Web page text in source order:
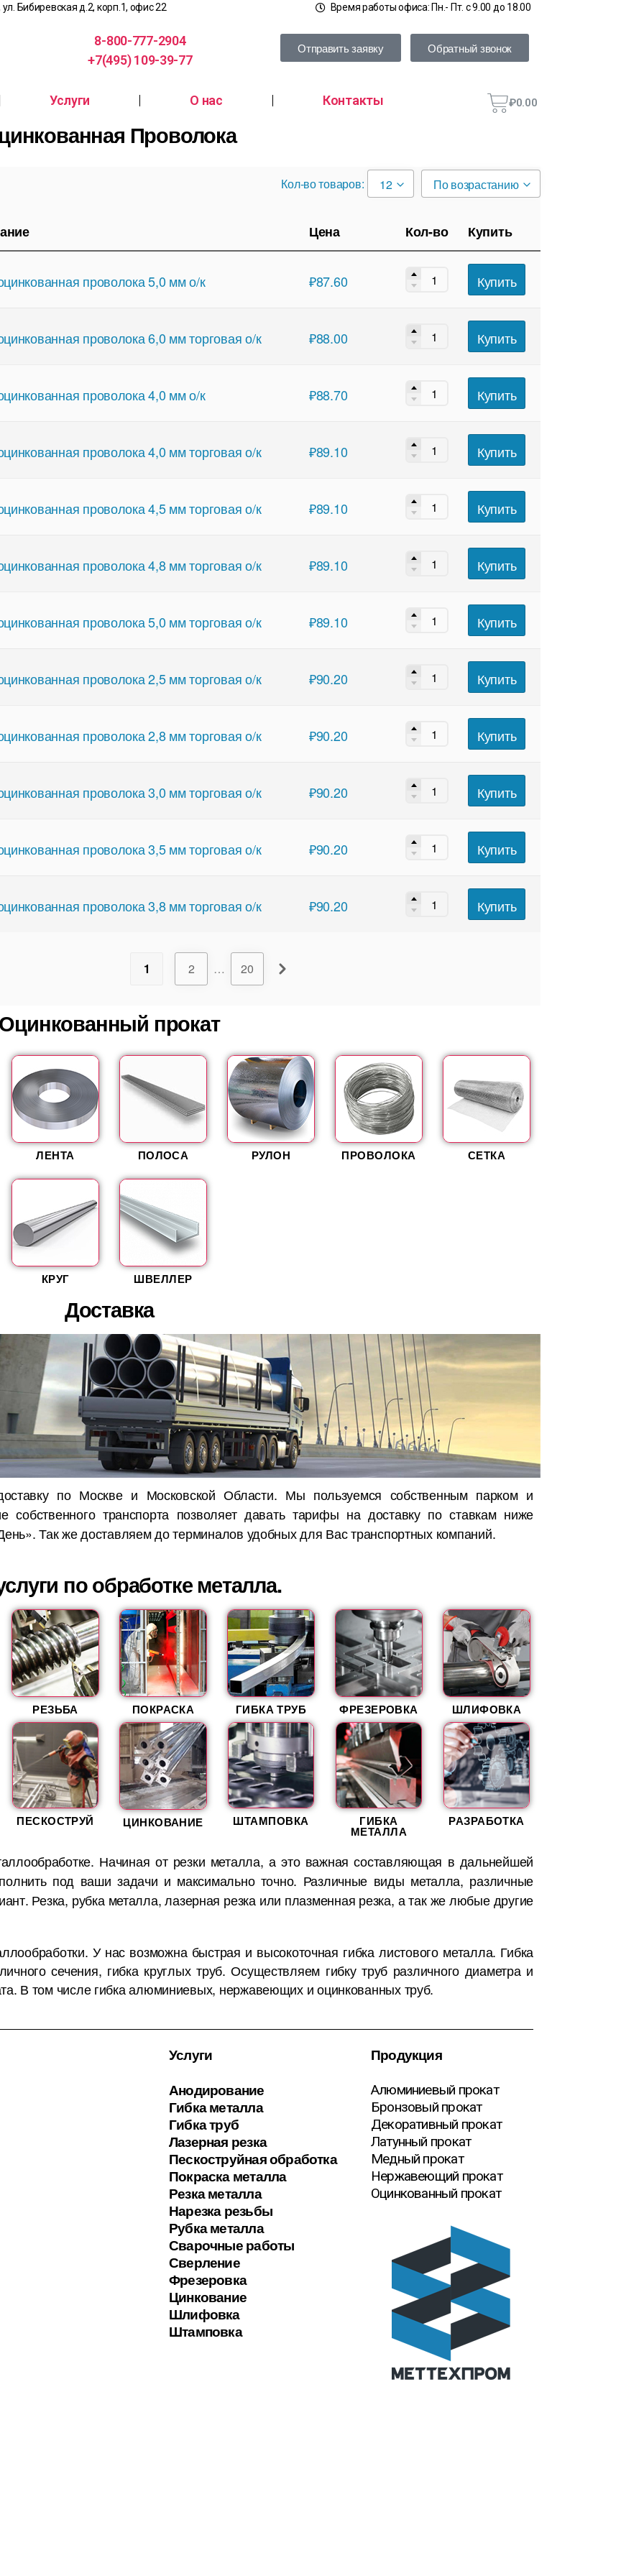
ул. Бибиревская д.2, корп.1, офис 22 Время работы офиса: Пн.- Пт. с 9.00 до 18.00
8-800-777-2904
+7(495) 109-39-77
Отправить заявку Обратный звонок
Услуги О нас Контакты ₽0.00
Проволока
Кол-во товаров: 12 По возрастанию
Цена Кол-во Купить
проволока 5,0 мм о/к ₽87.60 Купить
проволока 6,0 мм торговая о/к ₽88.00 Купить
проволока 4,0 мм о/к ₽88.70 Купить
проволока 4,0 мм торговая о/к ₽89.10 Купить
проволока 4,5 мм торговая о/к ₽89.10 Купить
проволока 4,8 мм торговая о/к ₽89.10 Купить
проволока 5,0 мм торговая о/к ₽89.10 Купить
проволока 2,5 мм торговая о/к ₽90.20 Купить
проволока 2,8 мм торговая о/к ₽90.20 Купить
проволока 3,0 мм торговая о/к ₽90.20 Купить
проволока 3,5 мм торговая о/к ₽90.20 Купить
проволока 3,8 мм торговая о/к ₽90.20 Купить
1 2 … 20
Оцинкованный прокат
ЛЕНТА ПОЛОСА РУЛОН ПРОВОЛОКА СЕТКА
КРУГ ШВЕЛЛЕР
Доставка
по Москве и Московской Области. Мы пользуемся собственным парком и
собственного транспорта позволяет давать тарифы на доставку по ставкам ниже
Так же доставляем до терминалов удобных для Вас транспортных компаний.
по обработке металла.
РЕЗЬБА ПОКРАСКА ГИБКА ТРУБ ФРЕЗЕРОВКА ШЛИФОВКА
ПЕСКОСТРУЙ ЦИНКОВАНИЕ ШТАМПОВКА ГИБКА
МЕТАЛЛА
РАЗРАБОТКА
Начиная от резки металла, а это важная составляющая в дальнейшей
под ваши задачи и максимально точно. Различные виды металла, различные
Резка, рубка металла, лазерная резка или плазменная резка, а так же любые другие
У нас возможна быстрая и высокоточная гибка листового металла. Гибка
сечения, гибка круглых труб. Осуществляем гибку труб различного диаметра и
В том числе гибка алюминиевых, нержавеющих и оцинкованных труб.
Услуги
Анодирование
Гибка металла
Гибка труб
Лазерная резка
Пескоструйная обработка
Покраска металла
Резка металла
Нарезка резьбы
Рубка металла
Сварочные работы
Сверление
Фрезеровка
Цинкование
Шлифовка
Штамповка
Продукция
Алюминиевый прокат
Бронзовый прокат
Декоративный прокат
Латунный прокат
Медный прокат
Нержавеющий прокат
Оцинкованный прокат